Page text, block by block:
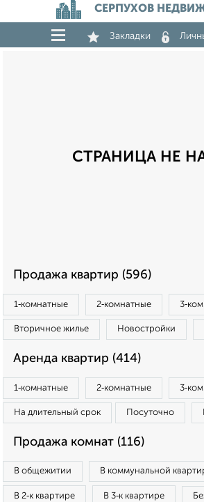
СЕРПУХОВ
Закладки
СТРАНИЦА НЕ
Продажа квартир (596)
1‑комнатные 2‑комнатные
Вторичное жилье Новостройки
Аренда квартир (414)
1‑комнатные 2‑комнатные
На длительный срок Посуточно
Продажа комнат (116)
В общежитии В коммунальной
В 2‑к квартире В 3‑к квартире